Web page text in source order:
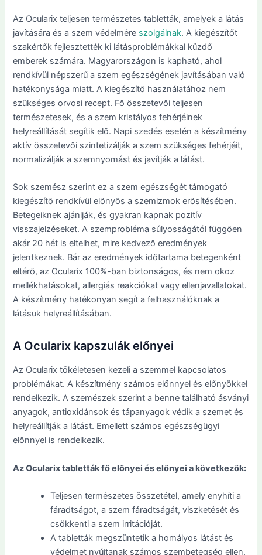
Az Ocularix teljesen természetes tabletták, amelyek a látás
javítására és a szem védelmére szolgálnak. A kiegészítőt
szakértők fejlesztették ki látásproblémákkal küzdő
emberek számára. Magyarországon is kapható, ahol
rendkívül népszerű a szem egészségének javításában való
hatékonysága miatt. A kiegészítő használatához nem
szükséges orvosi recept. Fő összetevői teljesen
természetesek, és a szem kristályos fehérjéinek
helyreállítását segítik elő. Napi szedés esetén a készítmény
aktív összetevői szintetizálják a szem szükséges fehérjéit,
normalizálják a szemnyomást és javítják a látást.
Sok szemész szerint ez a szem egészségét támogató
kiegészítő rendkívül előnyös a szemizmok erősítésében.
Betegeiknek ajánlják, és gyakran kapnak pozitív
visszajelzéseket. A szemprobléma súlyosságától függően
akár 20 hét is eltelhet, mire kedvező eredmények
jelentkeznek. Bár az eredmények időtartama betegenként
eltérő, az Ocularix 100%-ban biztonságos, és nem okoz
mellékhatásokat, allergiás reakciókat vagy ellenjavallatokat.
A készítmény hatékonyan segít a felhasználóknak a
látásuk helyreállításában.
A Ocularix kapszulák előnyei
Az Ocularix tökéletesen kezeli a szemmel kapcsolatos
problémákat. A készítmény számos előnnyel és előnyökkel
rendelkezik. A szemészek szerint a benne található ásványi
anyagok, antioxidánsok és tápanyagok védik a szemet és
helyreállítják a látást. Emellett számos egészségügyi
előnnyel is rendelkezik.
Az Ocularix tabletták fő előnyei és előnyei a következők:
Teljesen természetes összetétel, amely enyhíti a
fáradtságot, a szem fáradtságát, viszketését és
csökkenti a szem irritációját.
A tabletták megszüntetik a homályos látást és
védelmet nyújtanak számos szembetegség ellen,